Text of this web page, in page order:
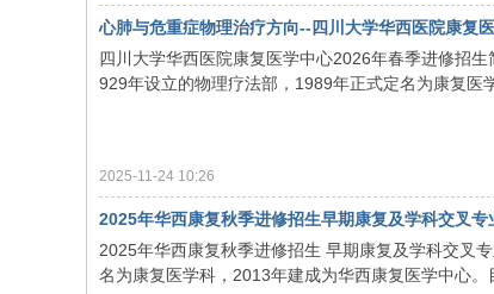
心肺与危重症物理治疗方向--四川大学华西医院康复
四川大学华西医院康复医学中心2026年春季进修招
929年设立的物理疗法部，1989年正式定名为康复医
2025-11-24 10:26
2025年华西康复秋季进修招生早期康复及学科交叉专
2025年华西康复秋季进修招生 早期康复及学科交叉
名为康复医学科，2013年建成为华西康复医学中心。